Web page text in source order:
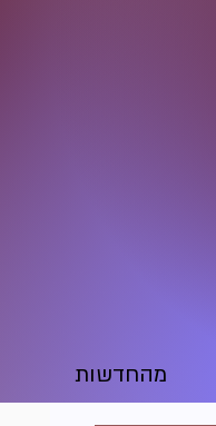
מהחדשות